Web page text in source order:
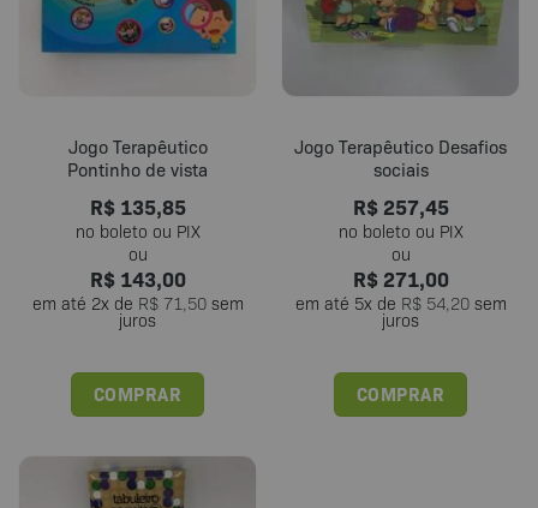
Jogo Terapêutico
Pontinho de vista
R$135,85
R$143,00
em até 2x de R$71,50sem
juros
COMPRAR
Jogo Terapêutico Desafios
sociais
R$257,45
R$271,00
em até 5x de R$54,20sem
juros
COMPRAR